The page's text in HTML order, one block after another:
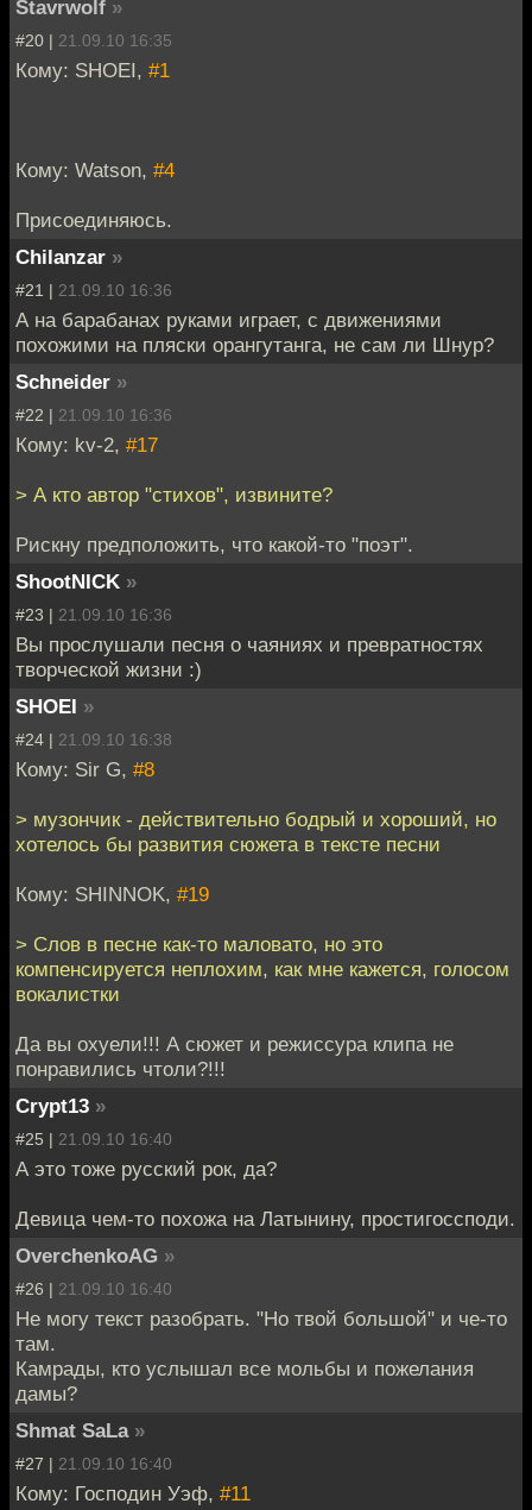
Stavrwolf »
#20 | 21.09.10 16:35
Кому: SHOEI, #1
Кому: Watson, #4
Присоединяюсь.
Chilanzar »
#21 | 21.09.10 16:36
А на барабанах руками играет, с движениями
похожими на пляски орангутанга, не сам ли Шнур?
Schneider »
#22 | 21.09.10 16:36
Кому: kv-2, #17
> А кто автор "стихов", извините?
Рискну предположить, что какой-то "поэт".
ShootNICK »
#23 | 21.09.10 16:36
Вы прослушали песня о чаяниях и превратностях
творческой жизни :)
SHOEI »
#24 | 21.09.10 16:38
Кому: Sir G, #8
> музончик - действительно бодрый и хороший, но
хотелось бы развития сюжета в тексте песни
Кому: SHINNOK, #19
> Слов в песне как-то маловато, но это
компенсируется неплохим, как мне кажется, голосом
вокалистки
Да вы охуели!!! А сюжет и режиссура клипа не
понравились чтоли?!!!
Crypt13 »
#25 | 21.09.10 16:40
А это тоже русский рок, да?
Девица чем-то похожа на Латынину, простигоссподи.
OverchenkoAG »
#26 | 21.09.10 16:40
Не могу текст разобрать. "Но твой большой" и че-то
там.
Камрады, кто услышал все мольбы и пожелания
дамы?
Shmat SaLa »
#27 | 21.09.10 16:40
Кому: Господин Уэф, #11